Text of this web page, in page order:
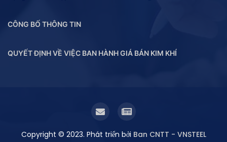
CÔNG BỐ THÔNG TIN
QUYẾT ĐỊNH VỀ VIỆC BAN HÀNH GIÁ BÁN KIM KHÍ
Copyright © 2023. Phát triển bởi Ban CNTT - VNSTEEL